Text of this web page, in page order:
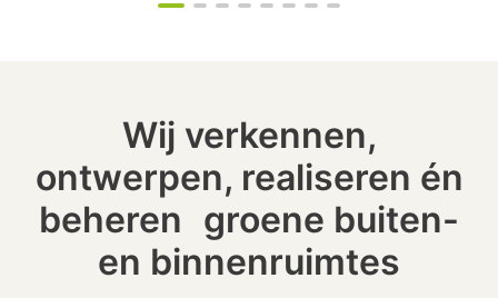
Wij verkennen,
ontwerpen, realiseren én
beheren groene buiten-
en binnenruimtes